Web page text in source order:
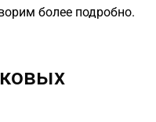
более подробно.